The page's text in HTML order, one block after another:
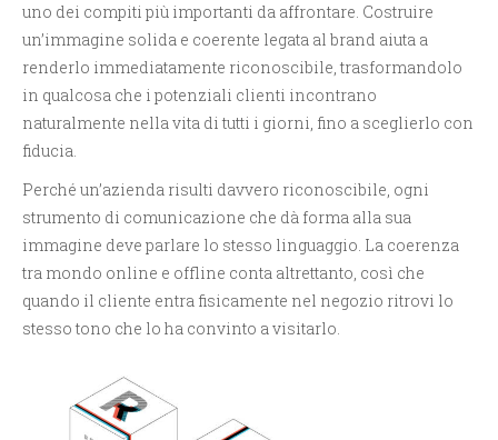
uno dei compiti più importanti da affrontare. Costruire
un’immagine solida e coerente legata al brand aiuta a
renderlo immediatamente riconoscibile, trasformandolo
in qualcosa che i potenziali clienti incontrano
naturalmente nella vita di tutti i giorni, fino a sceglierlo con
fiducia.
Perché un’azienda risulti davvero riconoscibile, ogni
strumento di comunicazione che dà forma alla sua
immagine deve parlare lo stesso linguaggio. La coerenza
tra mondo online e offline conta altrettanto, così che
quando il cliente entra fisicamente nel negozio ritrovi lo
stesso tono che lo ha convinto a visitarlo.